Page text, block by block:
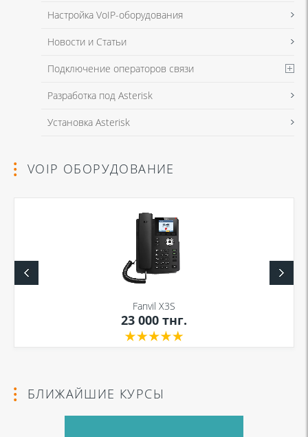
Настройка VoIP-оборудования
Новости и Статьи
Подключение операторов связи
Разработка под Asterisk
Установка Asterisk
VOIP ОБОРУДОВАНИЕ
Fanvil X3S
23 000 тнг.
БЛИЖАЙШИЕ КУРСЫ